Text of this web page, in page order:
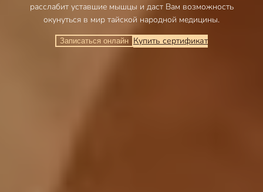
расслабит уставшие мышцы и даст Вам возможность
окунуться в мир тайской народной медицины.
Записаться онлайн Купить сертификат